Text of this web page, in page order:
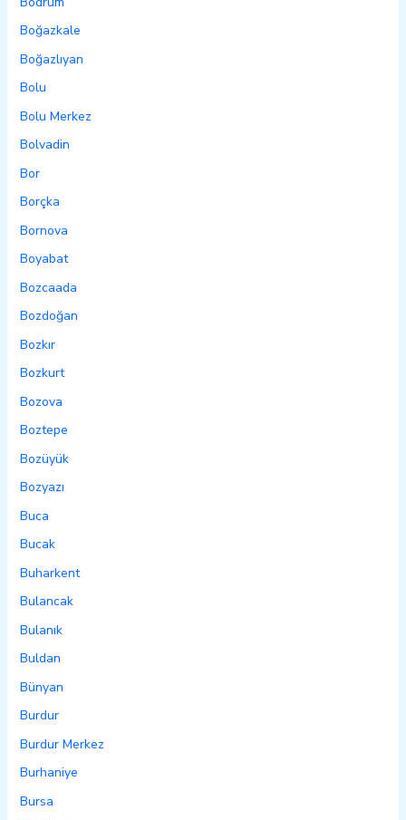
Boğazkale
Boğazlıyan
Bolu
Bolu Merkez
Bolvadin
Bor
Borçka
Bornova
Boyabat
Bozcaada
Bozdoğan
Bozkır
Bozkurt
Bozova
Boztepe
Bozüyük
Bozyazı
Buca
Bucak
Buharkent
Bulancak
Bulanık
Buldan
Bünyan
Burdur
Burdur Merkez
Burhaniye
Bursa